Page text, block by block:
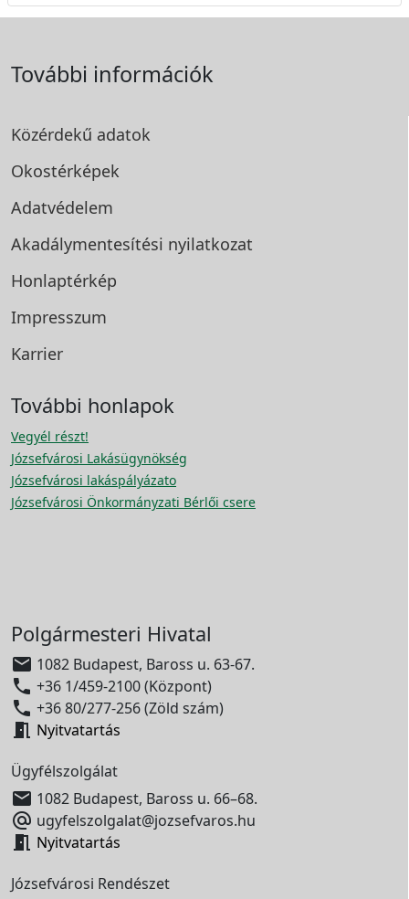
További információk
Közérdekű adatok
Okostérképek
Adatvédelem
Akadálymentesítési nyilatkozat
Honlaptérkép
Impresszum
Karrier
További honlapok
Vegyél részt!
Józsefvárosi Lakásügynökség
Józsefvárosi lakáspályázato
Józsefvárosi Önkormányzati Bérlői csere
Polgármesteri Hivatal
 1082 Budapest, Baross u. 63-67.
 +36 1/459-2100 (Központ)
 +36 80/277-256 (Zöld szám)
 Nyitvatartás
Ügyfélszolgálat
 1082 Budapest, Baross u. 66–68.
 ugyfelszolgalat@jozsefvaros.hu
 Nyitvatartás
Józsefvárosi Rendészet